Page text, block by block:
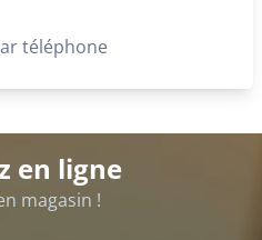
téléphone
en ligne
magasin !